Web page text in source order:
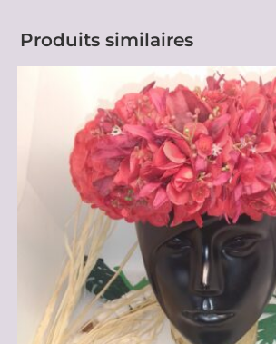
Produits similaires